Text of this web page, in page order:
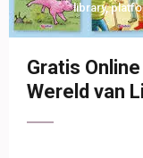
library,
Gratis
Wereld van